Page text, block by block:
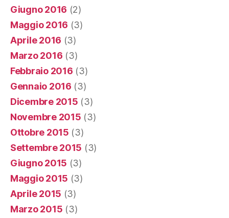
Giugno 2016 (2)
Maggio 2016 (3)
Aprile 2016 (3)
Marzo 2016 (3)
Febbraio 2016 (3)
Gennaio 2016 (3)
Dicembre 2015 (3)
Novembre 2015 (3)
Ottobre 2015 (3)
Settembre 2015 (3)
Giugno 2015 (3)
Maggio 2015 (3)
Aprile 2015 (3)
Marzo 2015 (3)